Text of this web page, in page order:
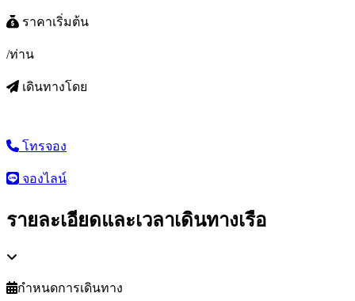
ราคาเริ่มต้น
/ท่าน
เดินทางโดย
โทรจอง
จองไลน์
รายละเอียดและเวลาเดินทางเรือ
กำหนดการเดินทาง